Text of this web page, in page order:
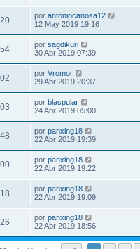
por antoniocanosa12
12 May 2019 19:16
por sagdikuri
30 Abr 2019 07:39
por Vromor
29 Abr 2019 20:37
por blaspular
24 Abr 2019 05:00
por panxing18
22 Abr 2019 19:39
por panxing18
22 Abr 2019 19:22
por panxing18
22 Abr 2019 19:09
por panxing18
22 Abr 2019 18:56